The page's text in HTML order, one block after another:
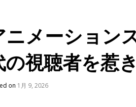
ニメーション
の視聴者を惹
on 1月 9, 2026